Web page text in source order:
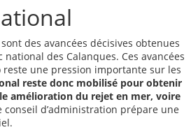
des avancées décisives obtenues
des Calanques. Ces avancées
une pression importante sur les
reste donc mobilisé pour obtenir
amélioration du rejet en mer, voire
d’administration prépare une